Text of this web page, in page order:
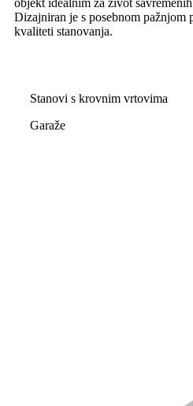
objekt idealnim za život
Dizajniran je s posebnom pažnjom
kvaliteti stanovanja.
Stanovi s krovnim vrtovima
Garaže